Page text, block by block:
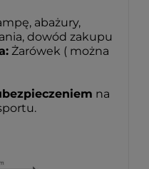
abażury,
dowód zakupu
Żarówek ( można
na